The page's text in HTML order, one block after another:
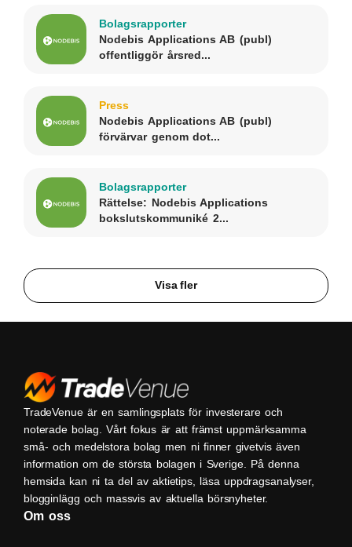
Bolagsrapporter
Nodebis Applications AB (publ)
offentliggör årsred...
Press
Nodebis Applications AB (publ)
förvärvar genom dot...
Bolagsrapporter
Rättelse: Nodebis Applications
bokslutskommuniké 2...
Visa fler
TradeVenue är en samlingsplats för investerare och
noterade bolag. Vårt fokus är att främst uppmärksamma
små- och medelstora bolag men ni finner givetvis även
information om de största bolagen i Sverige. På denna
hemsida kan ni ta del av aktietips, läsa uppdragsanalyser,
blogginlägg och massvis av aktuella börsnyheter.
Om oss